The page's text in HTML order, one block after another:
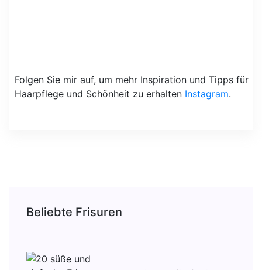
Folgen Sie mir auf, um mehr Inspiration und Tipps für
Haarpflege und Schönheit zu erhalten Instagram.
Beliebte Frisuren